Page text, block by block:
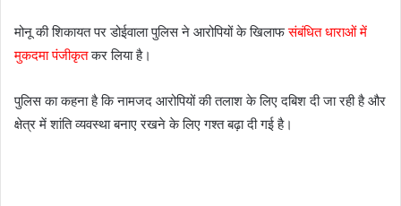
मोनू की शिकायत पर डोईवाला पुलिस ने आरोपियों के खिलाफसंबंधित धाराओं में
मुकदमा पंजीकृतकर लिया है।
पुलिस का कहना है कि नामजद आरोपियों की तलाश के लिए दबिश दी जा रही है और
क्षेत्र में शांति व्यवस्था बनाए रखने के लिए गश्त बढ़ा दी गई है।